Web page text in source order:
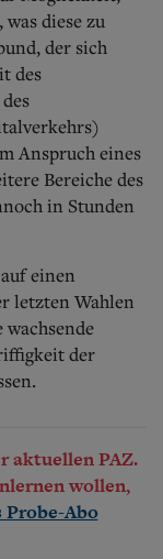
diese zu
der sich
des
Anspruch eines
Bereiche des
in Stunden
einen
letzten Wahlen
der
aktuellen PAZ.
wollen,
Probe-Abo